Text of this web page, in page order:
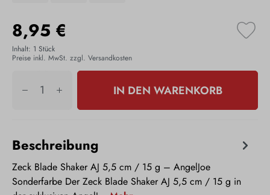
8,95 €
Inhalt: 1 Stück
Preise inkl. MwSt. zzgl. Versandkosten
IN DEN WARENKORB
Beschreibung
Zeck Blade Shaker AJ 5,5 cm / 15 g – AngelJoe
Sonderfarbe Der Zeck Blade Shaker AJ 5,5 cm / 15 g in